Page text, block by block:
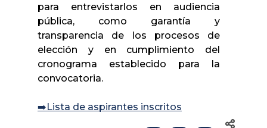
para entrevistarlos en audiencia
pública, como garantía y
transparencia de los procesos de
elección y en cumplimiento del
cronograma establecido para la
convocatoria.
➡️Lista de aspirantes inscritos